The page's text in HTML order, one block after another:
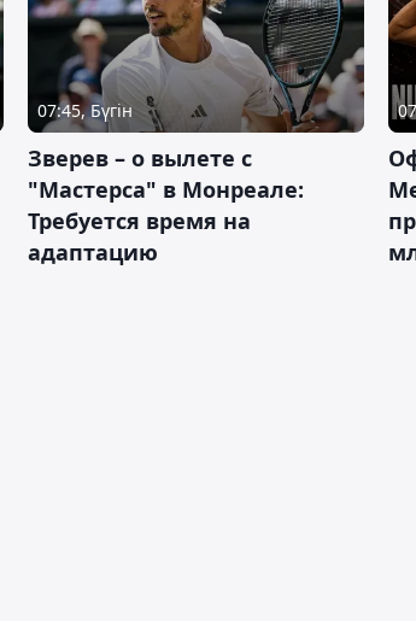
07:45, Бүгін
Зверев – о вылете с
"Мастерса" в Монреале:
Требуется время на
адаптацию